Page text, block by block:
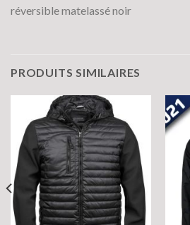
réversible matelassé noir
PRODUITS SIMILAIRES